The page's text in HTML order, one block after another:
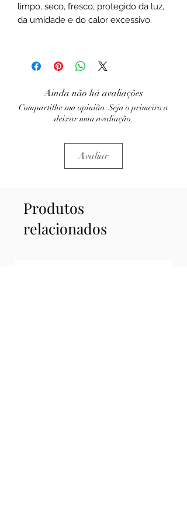
limpo, seco, fresco, protegido da luz,
da umidade e do calor excessivo.
Ainda não há avaliações
Compartilhe sua opinião. Seja o primeiro a
deixar uma avaliação.
Avaliar
Produtos
relacionados